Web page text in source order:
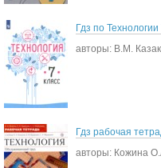
Гдз по
авторы: В.М.
Гдз рабочая
авторы: Кожина